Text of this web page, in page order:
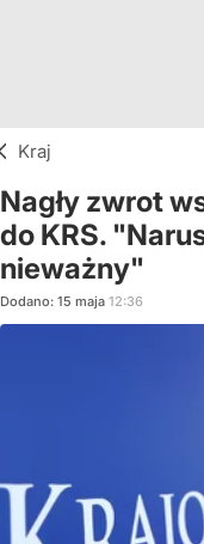
Kraj
Nagły zwrot
do KRS.
nieważny"
Dodano: 15 maja 12:36